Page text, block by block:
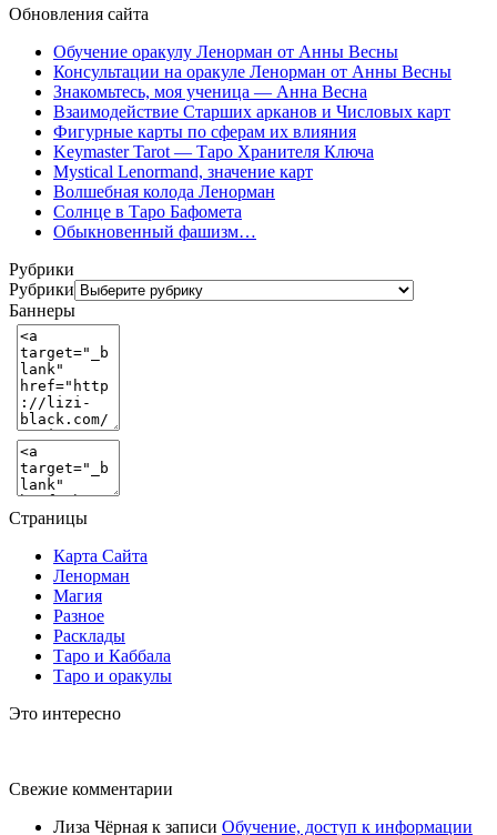
Обновления сайта
Обучение оракулу Ленорман от Анны Весны
Консультации на оракуле Ленорман от Анны Весны
Знакомьтесь, моя ученица — Анна Весна
Взаимодействие Старших арканов и Числовых карт
Фигурные карты по сферам их влияния
Keymaster Tarot — Таро Хранителя Ключа
Mystical Lenormand, значение карт
Волшебная колода Ленорман
Солнце в Таро Бафомета
Обыкновенный фашизм…
Рубрики
Рубрики
Баннеры
Страницы
Карта Сайта
Ленорман
Магия
Разное
Расклады
Таро и Каббала
Таро и оракулы
Это интересно
Свежие комментарии
Лиза Чёрная к записи Обучение, доступ к информации